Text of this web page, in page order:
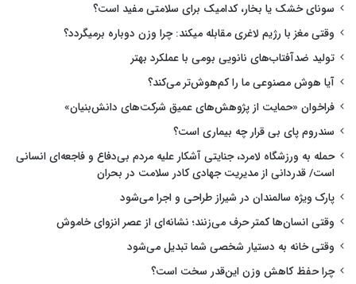
سونای خشک یا بخار، کدامیک برای سلامتی مفید است؟
وقتی مغز با رژیم لاغری مقابله میکند: چرا وزن دوباره برمیگردد؟
تولید ضدآفتاب‌های نانویی بومی با عملکرد بهتر
آیا هوش مصنوعی ما را کم‌هوش‌تر می‌کند؟
فراخوان «حمایت از پژوهش‌های عمیق شرکت‌های دانش‌بنیان»
سندروم پای بی قرار چه بیماری است؟
حمله به ورزشگاه لامرد، جنایتی آشکار علیه مردم بی‌دفاع و فاجعه‌ای انسانی
است/ قدردانی از مدیریت جهادی کادر سلامت در بحران
پارک ویژه سالمندان در شیراز طراحی و اجرا می‌شود
وقتی انسان‌ها کمتر حرف می‌زنند؛ نشانه‌ای از عصر انزوای خاموش
وقتی خانه به دستیار شخصی شما تبدیل می‌شود
چرا حفظ کاهش وزن این‌قدر سخت است؟